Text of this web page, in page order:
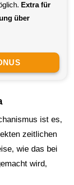
Extra für
über
ist es,
zeitlichen
wie das bei
wird,